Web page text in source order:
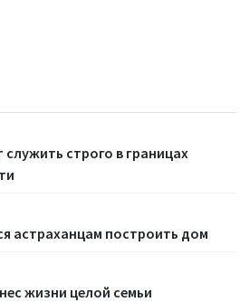
строго в границах
астраханцам построить дом
жизни целой семьи